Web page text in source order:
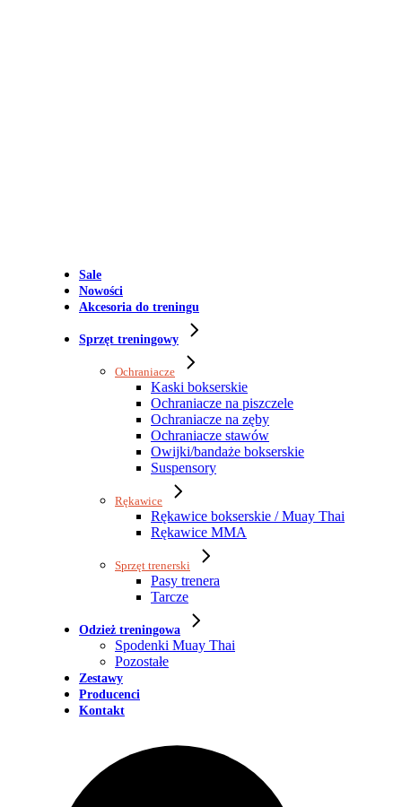
Sale
Nowości
Akcesoria do treningu
Sprzęt treningowy
Ochraniacze
Kaski bokserskie
Ochraniacze na piszczele
Ochraniacze na zęby
Ochraniacze stawów
Owijki/bandaże bokserskie
Suspensory
Rękawice
Rękawice bokserskie / Muay Thai
Rękawice MMA
Sprzęt trenerski
Pasy trenera
Tarcze
Odzież treningowa
Spodenki Muay Thai
Pozostałe
Zestawy
Producenci
Kontakt